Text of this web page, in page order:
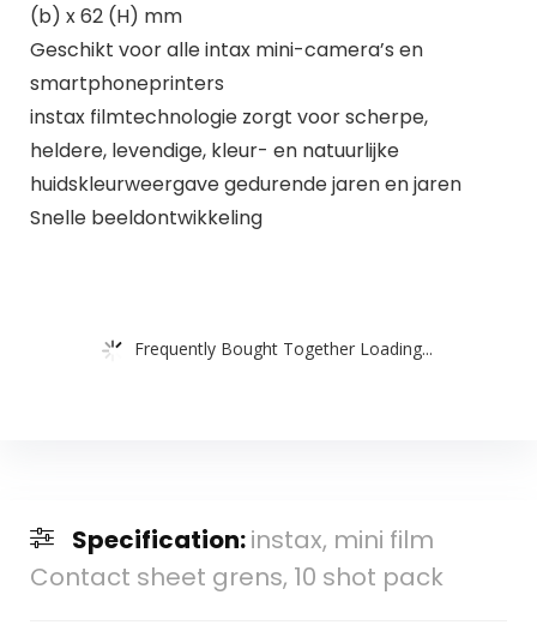
(b) x 62 (H) mm
Geschikt voor alle intax mini-camera’s en
smartphoneprinters
instax filmtechnologie zorgt voor scherpe,
heldere, levendige, kleur- en natuurlijke
huidskleurweergave gedurende jaren en jaren
Snelle beeldontwikkeling
Frequently Bought Together Loading...
Specification:instax, mini film
Contact sheet grens, 10 shot pack